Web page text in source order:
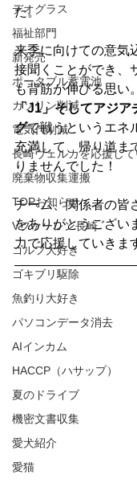
デオグラス
福祉部門
新発売
ポータブル蓄電池
ガソリン削減
電気代削減
長崎ヴェルカを応援して
廃棄物収集運搬
TOPお知らせ
Vファーレン長崎
ゴルフ大好き
ゴキブリ駆除
魚釣り大好き
パソコンデータ消去
AIインカム
HACCP（ハサップ）
夏のドライブ
機密文書収集
愛犬紹介
愛猫
た。
来季に向けての意気
接聞くことができ、
も背筋が伸びる思い。
「J1」そしてアジア
グで戦うというエネ
充満して、帰り道ま
りませんでした！
チーム、関係者の皆
をありがとうござい
力で応援していきま